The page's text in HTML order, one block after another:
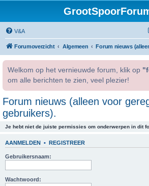
V&A
Forumoverzicht Algemeen
Welkom op het vernieuwde forum, klik op
om alle berichten te zien, veel plezier!
Forum nieuws (alleen voor
gebruikers).
Je hebt niet de juiste permissies om onderwerpen in dit
AANMELDEN • REGISTREER
Gebruikersnaam:
Wachtwoord: